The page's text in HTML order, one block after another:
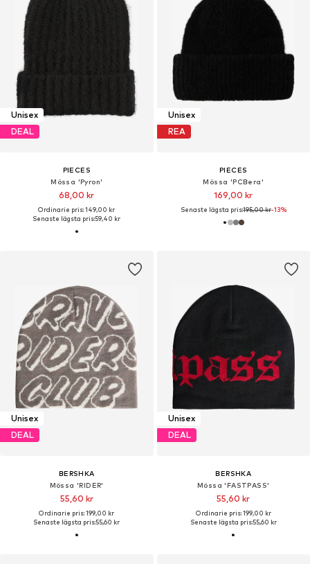
Unisex
DEAL
PIECES
Mössa 'Pyron'
68,00 kr
Ordinarie pris: 149,00 kr
Senaste lägsta pris:59,40 kr
Unisex
REA
PIECES
Mössa 'PCBera'
169,00 kr
Senaste lägsta pris:195,00 kr-13%
Unisex
DEAL
BERSHKA
Mössa 'RIDER'
55,60 kr
Ordinarie pris: 199,00 kr
Senaste lägsta pris:55,60 kr
Unisex
DEAL
BERSHKA
Mössa 'FASTPASS'
55,60 kr
Ordinarie pris: 199,00 kr
Senaste lägsta pris:55,60 kr